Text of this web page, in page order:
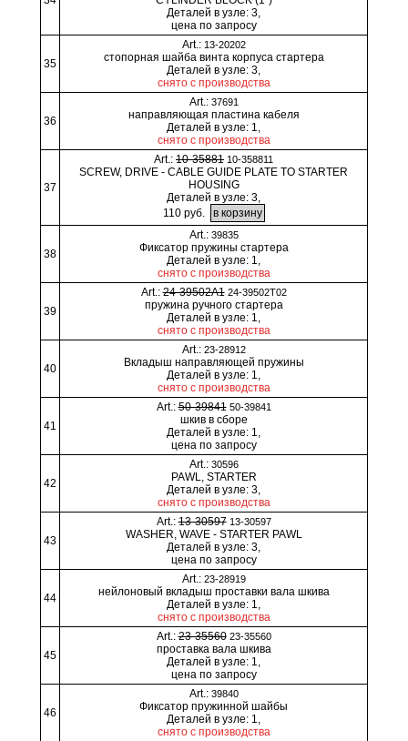
Деталей в узле: 3,
цена по запросу
35
Art.: 13-20202
стопорная шайба винта корпуса стартера
Деталей в узле: 3,
снято с производства
36
Art.: 37691
направляющая пластина кабеля
Деталей в узле: 1,
снято с производства
37
Art.: 10-35881 10-358811
SCREW, DRIVE - CABLE GUIDE PLATE TO STARTER
HOUSING
Деталей в узле: 3,
110 руб.
38
Art.: 39835
Фиксатор пружины стартера
Деталей в узле: 1,
снято с производства
39
Art.:24-39502A1 24-39502T02
пружина ручного стартера
Деталей в узле: 1,
снято с производства
40
Art.: 23-28912
Вкладыш направляющей пружины
Деталей в узле: 1,
снято с производства
41
Art.:50-39841 50-39841
шкив в сборе
Деталей в узле: 1,
цена по запросу
42
Art.: 30596
PAWL, STARTER
Деталей в узле: 3,
снято с производства
43
Art.:13-30597 13-30597
WASHER, WAVE - STARTER PAWL
Деталей в узле: 3,
цена по запросу
44
Art.: 23-28919
нейлоновый вкладыш проставки вала шкива
Деталей в узле: 1,
снято с производства
45
Art.:23-35560 23-35560
проставка вала шкива
Деталей в узле: 1,
цена по запросу
46
Art.: 39840
Фиксатор пружинной шайбы
Деталей в узле: 1,
снято с производства